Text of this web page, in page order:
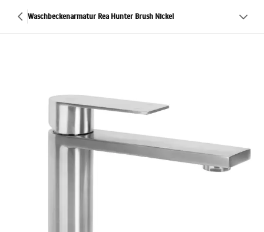
Waschbeckenarmatur Rea Hunter Brush Nickel